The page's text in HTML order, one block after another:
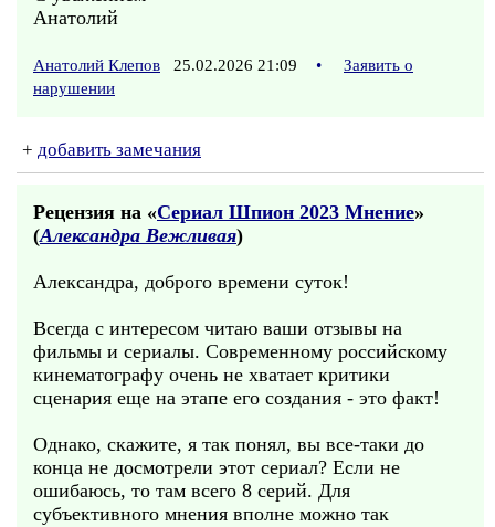
Анатолий
Анатолий Клепов 25.02.2026 21:09 •
Заявить о
нарушении
+ добавить замечания
Рецензия на «Сериал Шпион 2023 Мнение»
(Александра Вежливая)
Александра, доброго времени суток!
Всегда с интересом читаю ваши отзывы на
фильмы и сериалы. Современному российскому
кинематографу очень не хватает критики
сценария еще на этапе его создания - это факт!
Однако, скажите, я так понял, вы все-таки до
конца не досмотрели этот сериал? Если не
ошибаюсь, то там всего 8 серий. Для
субъективного мнения вполне можно так